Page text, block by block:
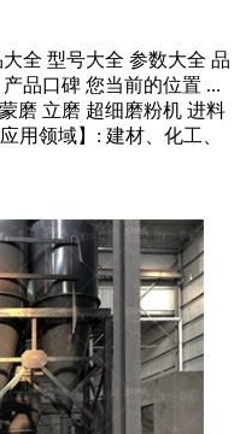
全 型号大全 参数大全 品
品口碑 您当前的位置 ...
磨 立磨 超细磨粉机 进料
用领域】: 建材、化工、